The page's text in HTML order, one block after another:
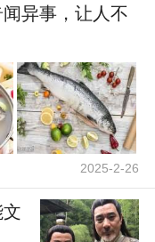
异事，让人不
2025-2-26